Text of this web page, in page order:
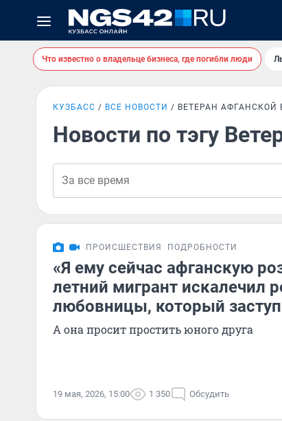
Что известно о владельце бизнеса, где погибли люди
КУЗБАСС ВСЕ НОВОСТИ ВЕТЕРАН АФГАНСКОЙ
Новости по тэгу
ПРОИСШЕСТВИЯ ПОДРОБНОСТИ
«Я ему сейчас афганскую
летний мигрант искалечил
любовницы, который
А она просит простить юного друга
19 мая, 2026, 15:00 1 350 Обсудить